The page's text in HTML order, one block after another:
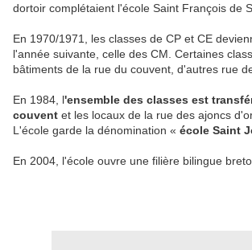
dortoir complétaient l'école Saint François de
En 1970/1971, les classes de CP et CE
l'année suivante, celle des CM. Certaines
bâtiments de la rue du couvent, d'autres rue
En 1984, l'ensemble des classes est
couvent et les locaux de la rue des ajoncs
L'école garde la dénomination « école Saint
En 2004, l'école ouvre une filière bilingue